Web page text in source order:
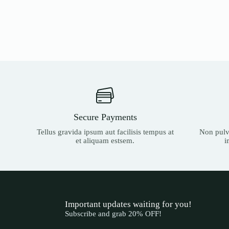
Secure Payments
Tellus gravida ipsum aut facilisis tempus at
et aliquam estsem.
Non
Important updates waiting for you!
Subscribe and grab 20% OFF!